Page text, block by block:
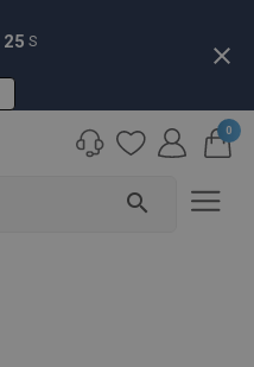
24 S close
search
0